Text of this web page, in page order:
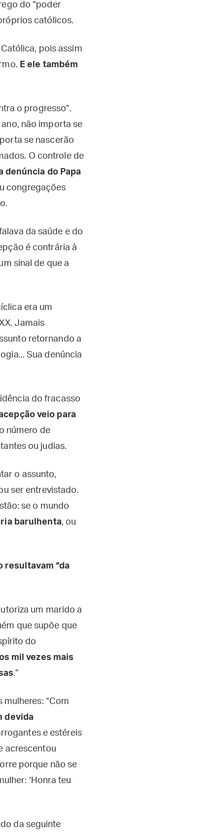
do “poder
católicos.
pois assim
E ele também
o progresso”.
não importa se
se nascerão
O controle de
denúncia do Papa
congregações
da saúde e do
é contrária à
sinal de que a
era um
Jamais
retornando a
Sua denúncia
do fracasso
veio para
número de
ou judias.
o assunto,
ser entrevistado.
se o mundo
barulhenta, ou
resultavam “da
um marido a
que supõe que
do
mil vezes mais
.”
mulheres: “Com
devida
e estéreis
acrescentou
porque não se
‘Honra teu
da seguinte